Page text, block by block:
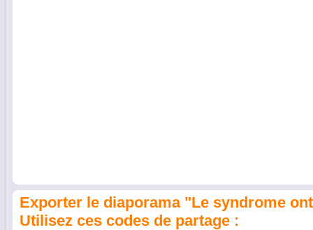
Exporter le diaporama "Le syndrome
Utilisez ces codes de partage :